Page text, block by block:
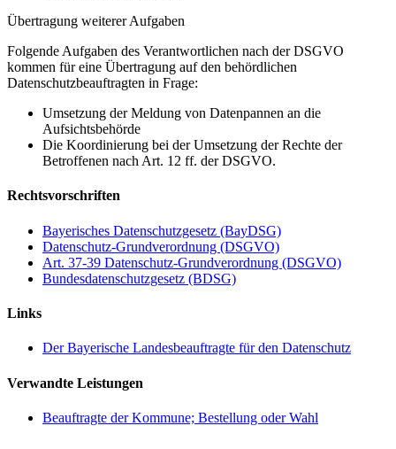
Übertragung weiterer Aufgaben
Folgende Aufgaben des Verantwortlichen nach der DSGVO
kommen für eine Übertragung auf den behördlichen
Datenschutzbeauftragten in Frage:
Umsetzung der Meldung von Datenpannen an die
Aufsichtsbehörde
Die Koordinierung bei der Umsetzung der Rechte der
Betroffenen nach Art. 12 ff. der DSGVO.
Rechtsvorschriften
Bayerisches Datenschutzgesetz (BayDSG)
Datenschutz-Grundverordnung (DSGVO)
Art. 37-39 Datenschutz-Grundverordnung (DSGVO)
Bundesdatenschutzgesetz (BDSG)
Links
Der Bayerische Landesbeauftragte für den Datenschutz
Verwandte Leistungen
Beauftragte der Kommune; Bestellung oder Wahl